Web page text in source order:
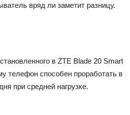
вряд ли заметит разницу.
в ZTE Blade 20 Smart
телефон способен проработать в
при средней нагрузке.